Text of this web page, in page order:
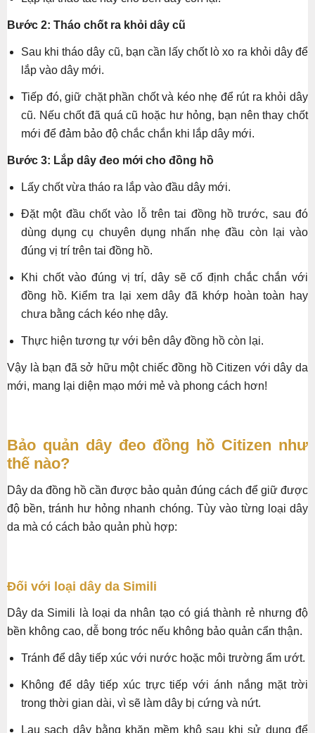
Bước 2: Tháo chốt ra khỏi dây cũ
Sau khi tháo dây cũ, bạn cần lấy chốt lò xo ra khỏi dây để
lắp vào dây mới.
Tiếp đó, giữ chặt phần chốt và kéo nhẹ để rút ra khỏi dây
cũ. Nếu chốt đã quá cũ hoặc hư hỏng, bạn nên thay chốt
mới để đảm bảo độ chắc chắn khi lắp dây mới.
Bước 3: Lắp dây đeo mới cho đồng hồ
Lấy chốt vừa tháo ra lắp vào đầu dây mới.
Đặt một đầu chốt vào lỗ trên tai đồng hồ trước, sau đó
dùng dụng cụ chuyên dụng nhấn nhẹ đầu còn lại vào
đúng vị trí trên tai đồng hồ.
Khi chốt vào đúng vị trí, dây sẽ cố định chắc chắn với
đồng hồ. Kiểm tra lại xem dây đã khớp hoàn toàn hay
chưa bằng cách kéo nhẹ dây.
Thực hiện tương tự với bên dây đồng hồ còn lại.
Vậy là bạn đã sở hữu một chiếc đồng hồ Citizen với dây da
mới, mang lại diện mạo mới mẻ và phong cách hơn!
Bảo quản dây đeo đồng hồ Citizen như
thế nào?
Dây da đồng hồ cần được bảo quản đúng cách để giữ được
độ bền, tránh hư hỏng nhanh chóng. Tùy vào từng loại dây
da mà có cách bảo quản phù hợp:
Đối với loại dây da Simili
Dây da Simili là loại da nhân tạo có giá thành rẻ nhưng độ
bền không cao, dễ bong tróc nếu không bảo quản cẩn thận.
Tránh để dây tiếp xúc với nước hoặc môi trường ẩm ướt.
Không để dây tiếp xúc trực tiếp với ánh nắng mặt trời
trong thời gian dài, vì sẽ làm dây bị cứng và nứt.
Lau sạch dây bằng khăn mềm khô sau khi sử dụng để